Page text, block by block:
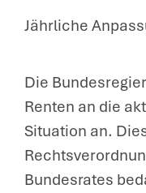
Jährliche
Die
Renten an die
Situation an.
Bundesrates